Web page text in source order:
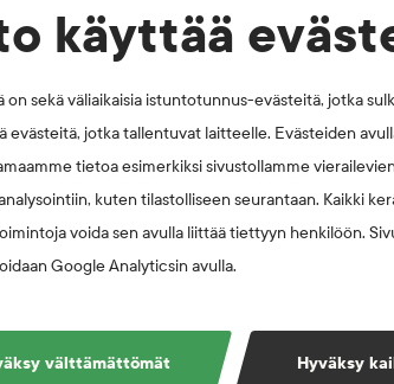
käyttää
on sekä väliaikaisia istuntotunnus-evästeitä, jotka
jotka tallentuvat laitteelle. Evästeiden
tietoa esimerkiksi sivustollamme
kuten tilastolliseen seurantaan. Kaikki
voida sen avulla liittää tiettyyn henkilöön.
Google Analyticsin avulla.
Hyväksy
välttämättömät
idrottare och professionella inom idrotten,
mötesplatser för idrottsfolk.